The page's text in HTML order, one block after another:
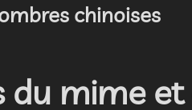
chinoises
mime